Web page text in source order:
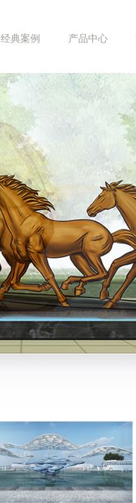
经典案例 产品中心